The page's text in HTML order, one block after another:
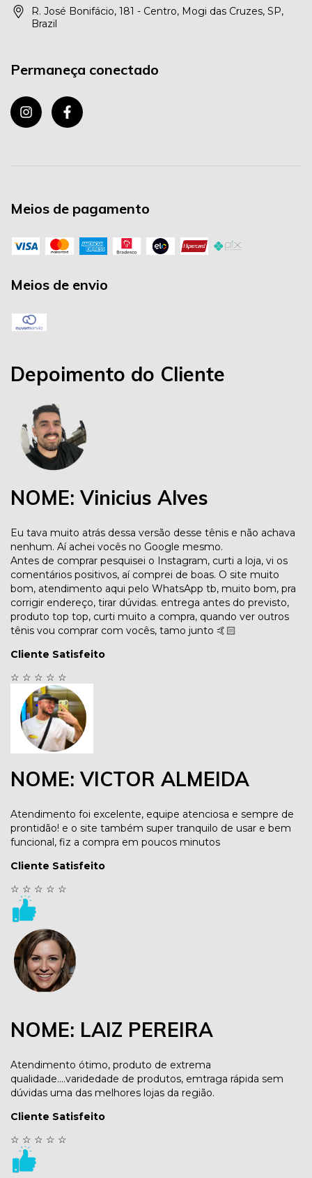
R. José Bonifácio, 181 - Centro, Mogi das Cruzes, SP,
Brazil
Permaneça conectado
Meios de pagamento
Meios de envio
Depoimento do Cliente
NOME: Vinicius Alves
Eu tava muito atrás dessa versão desse tênis e não achava
nenhum. Aí achei vocês no Google mesmo.
Antes de comprar pesquisei o Instagram, curti a loja, vi os
comentários positivos, aí comprei de boas. O site muito
bom, atendimento aqui pelo WhatsApp tb, muito bom, pra
corrigir endereço, tirar dúvidas. entrega antes do previsto,
produto top top, curti muito a compra, quando ver outros
tênis vou comprar com vocês, tamo junto 🤙🏻
Cliente Satisfeito
☆ ☆ ☆ ☆ ☆
NOME: VICTOR ALMEIDA
Atendimento foi excelente, equipe atenciosa e sempre de
prontidão! e o site também super tranquilo de usar e bem
funcional, fiz a compra em poucos minutos
Cliente Satisfeito
☆ ☆ ☆ ☆ ☆
NOME: LAIZ PEREIRA
Atendimento ótimo, produto de extrema
qualidade....varidedade de produtos, emtraga rápida sem
dúvidas uma das melhores lojas da região.
Cliente Satisfeito
☆ ☆ ☆ ☆ ☆